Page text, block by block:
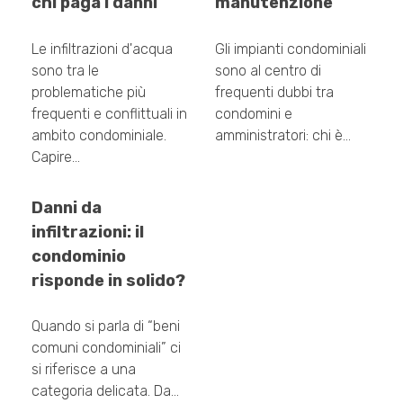
Le infiltrazioni d'acqua
sono tra le
problematiche più
frequenti e conflittuali in
ambito condominiale.
Capire…
Gli impianti condominiali
sono al centro di
frequenti dubbi tra
condomini e
amministratori: chi è…
Danni da
infiltrazioni: il
condominio
risponde in solido?
Quando si parla di “beni
comuni condominiali” ci
si riferisce a una
categoria delicata. Da…